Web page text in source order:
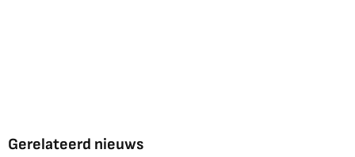
Gerelateerd nieuws